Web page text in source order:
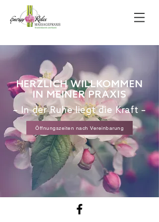
HERZLICH WILLKOMMEN
IN MEINER PRAXIS
– In der Ruhe liegt die Kraft –
Öffnungszeiten nach Vereinbarung